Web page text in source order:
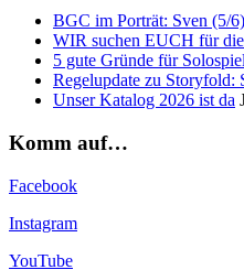
BGC im Porträt: Sven (5/6)
WIR suchen EUCH für
5 gute Gründe für
Regelupdate zu Storyfold:
Unser Katalog 2026 ist da
Komm auf…
Facebook
Instagram
YouTube